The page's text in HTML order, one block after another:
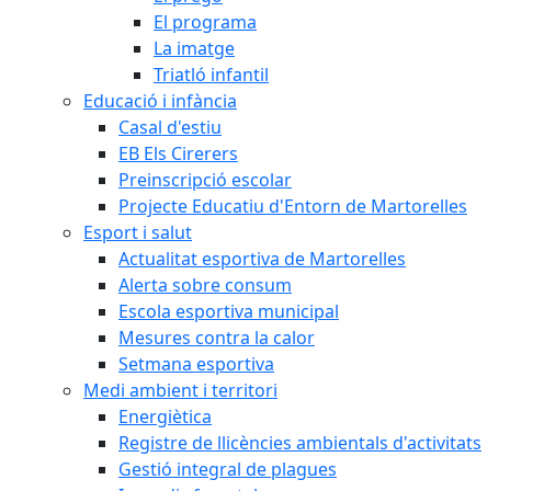
El programa
La imatge
Triatló infantil
Educació i infància
Casal d'estiu
EB Els Cirerers
Preinscripció escolar
Projecte Educatiu d'Entorn de Martorelles
Esport i salut
Actualitat esportiva de Martorelles
Alerta sobre consum
Escola esportiva municipal
Mesures contra la calor
Setmana esportiva
Medi ambient i territori
Energiètica
Registre de llicències ambientals d'activitats
Gestió integral de plagues